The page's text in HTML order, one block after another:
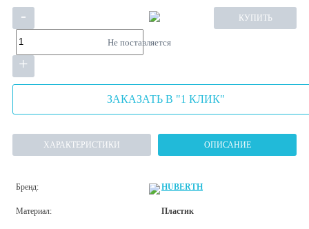
-
+
КУПИТЬ
Не поставляется
ЗАКАЗАТЬ В "1 КЛИК"
ХАРАКТЕРИСТИКИ ОПИСАНИЕ
Бренд: HUBERTH
Материал: Пластик